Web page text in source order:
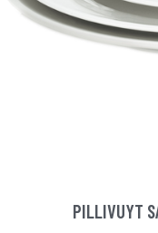
PILLIVUYT